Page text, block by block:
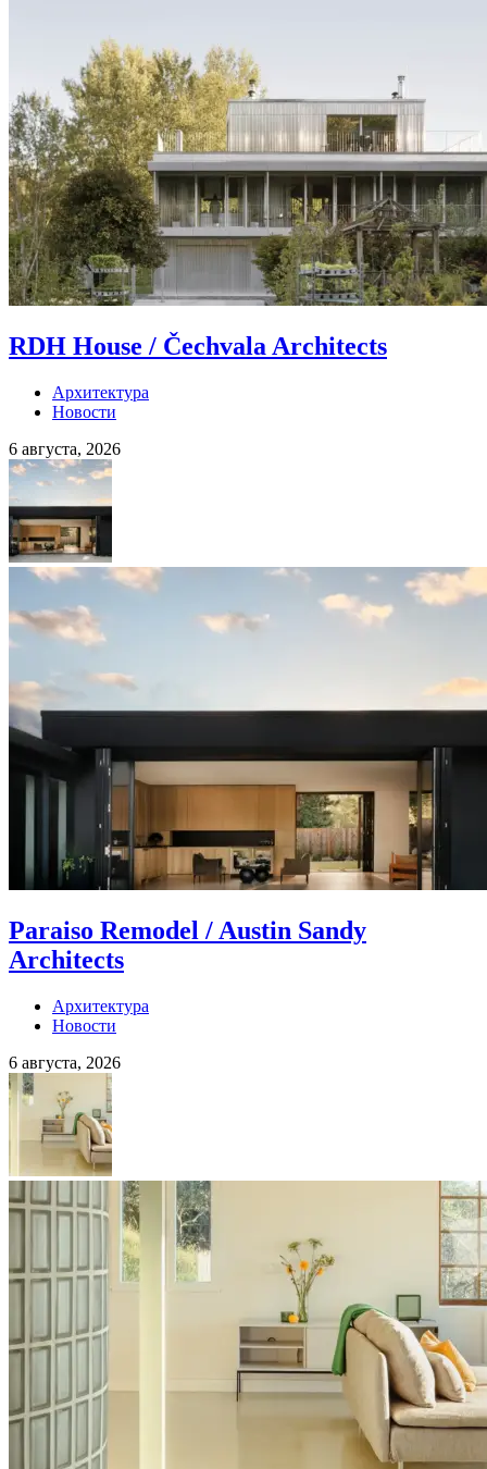
RDH House / Čechvala Architects
Архитектура
Новости
6 августа, 2026
Paraiso Remodel / Austin Sandy
Architects
Архитектура
Новости
6 августа, 2026